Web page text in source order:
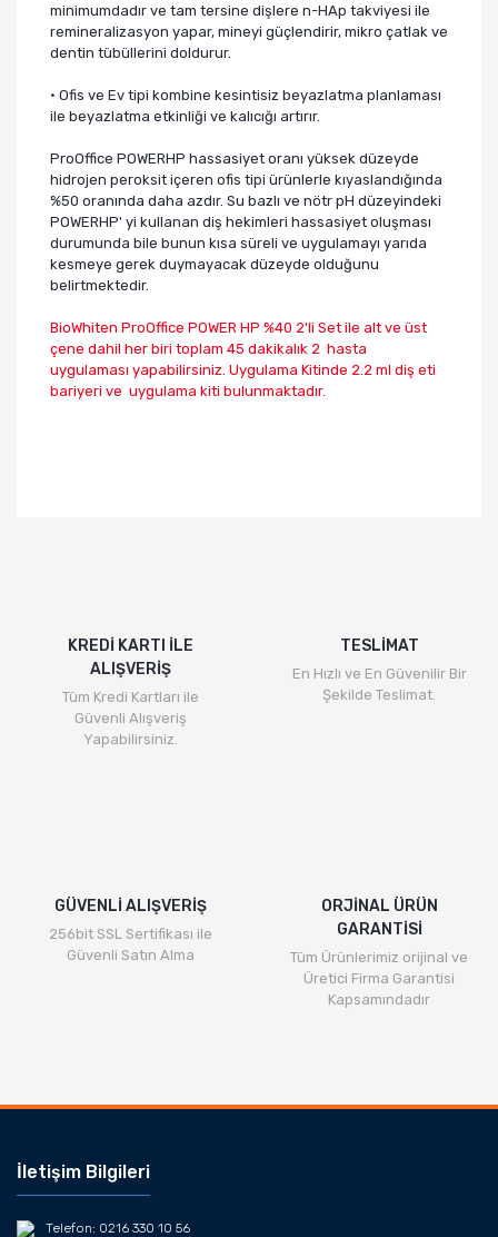
minimumdadır ve tam tersine dişlere n-HAp takviyesi ile
remineralizasyon yapar, mineyi güçlendirir, mikro çatlak ve
dentin tübüllerini doldurur.
• Ofis ve Ev tipi kombine kesintisiz beyazlatma planlaması
ile beyazlatma etkinliği ve kalıcığı artırır.
ProOffice POWERHP hassasiyet oranı yüksek düzeyde
hidrojen peroksit içeren ofis tipi ürünlerle kıyaslandığında
%50 oranında daha azdır. Su bazlı ve nötr pH düzeyindeki
POWERHP' yi kullanan diş hekimleri hassasiyet oluşması
durumunda bile bunun kısa süreli ve uygulamayı yarıda
kesmeye gerek duymayacak düzeyde olduğunu
belirtmektedir.
BioWhiten ProOffice POWER HP %40 2'li Set ile alt ve üst
çene dahil her biri toplam 45 dakikalık 2 hasta
uygulaması yapabilirsiniz. Uygulama Kitinde 2.2 ml diş eti
bariyeri ve uygulama kiti bulunmaktadır.
KREDİ KARTI İLE
ALIŞVERİŞ
Tüm Kredi Kartları ile
Güvenli Alışveriş
Yapabilirsiniz.
TESLİMAT
En Hızlı ve En Güvenilir Bir
Şekilde Teslimat.
GÜVENLİ ALIŞVERİŞ
256bit SSL Sertifikası ile
Güvenli Satın Alma
ORJİNAL ÜRÜN
GARANTİSİ
Tüm Ürünlerimiz orijinal ve
Üretici Firma Garantisi
Kapsamındadır
İletişim Bilgileri
Telefon: 0216 330 10 56